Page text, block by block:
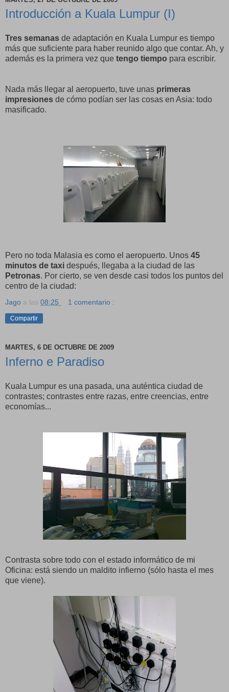
Introducción a Kuala Lumpur (I)
Tres semanas de adaptación en Kuala Lumpur es tiempo
más que suficiente para haber reunido algo que contar. Ah, y
además es la primera vez que tengo tiempo para escribir.
Nada más llegar al aeropuerto, tuve unas primeras
impresiones de cómo podían ser las cosas en Asia: todo
masificado.
Pero no toda Malasia es como el aeropuerto. Unos 45
minutos de taxi después, llegaba a la ciudad de las
Petronas. Por cierto, se ven desde casi todos los puntos del
centro de la ciudad:
Jago a las 08:25 1 comentario :
Compartir
MARTES, 6 DE OCTUBRE DE 2009
Inferno e Paradiso
Kuala Lumpur es una pasada, una auténtica ciudad de
contrastes; contrastes entre razas, entre creencias, entre
economías...
Contrasta sobre todo con el estado informático de mi
Oficina: está siendo un maldito infierno (sólo hasta el mes
que viene).